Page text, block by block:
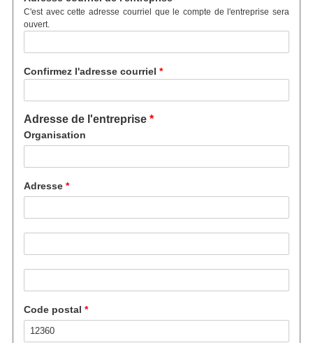
C'est avec cette adresse courriel que le compte de l'entreprise sera
ouvert.
Confirmez l'adresse courriel
Adresse de l'entreprise
Organisation
Adresse
Adresse ligne 2
Street address line 3
Code postal